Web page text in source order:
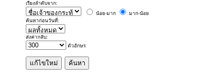
เรียงลำดับจาก:
น้อย-มาก
มาก-น้อย
ค้นหาก่อนวันที่:
ส่งค่ากลับ:
ตัวอักษร